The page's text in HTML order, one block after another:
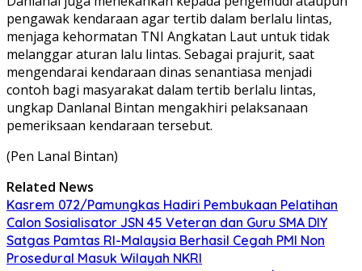
pengawak kendaraan agar tertib dalam berlalu lintas,
menjaga kehormatan TNI Angkatan Laut untuk tidak
melanggar aturan lalu lintas. Sebagai prajurit, saat
mengendarai kendaraan dinas senantiasa menjadi
contoh bagi masyarakat dalam tertib berlalu lintas,
ungkap Danlanal Bintan mengakhiri pelaksanaan
pemeriksaan kendaraan tersebut.
(Pen Lanal Bintan)
Related News
Kasrem 072/Pamungkas Hadiri Pembukaan Pelatihan
Calon Sosialisator JSN 45 Veteran dan Guru SMA DIY
Satgas Pamtas RI-Malaysia Berhasil Cegah PMI Non
Prosedural Masuk Wilayah NKRI